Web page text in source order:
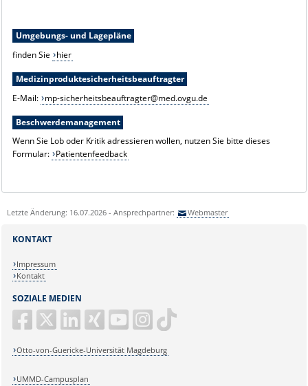
Umgebungs- und Lagepläne
finden Sie
hier
Medizinproduktesicherheitsbeauftragter
E-Mail: mp-sicherheitsbeauftragter@med.ovgu.de
Beschwerdemanagement
Wenn Sie Lob oder Kritik adressieren wollen, nutzen Sie bitte dieses
Formular: Patientenfeedback
Letzte Änderung: 16.07.2026 - Ansprechpartner: Webmaster
SOZIALE MEDIEN
Otto-von-Guericke-Universität Magdeburg
KONTAKT
Impressum
Kontakt
UMMD-Campusplan